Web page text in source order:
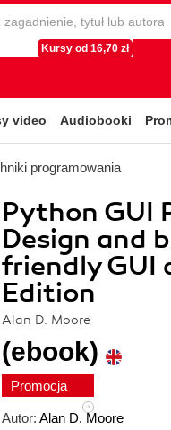
Kursy od 16,70 zł
video Audiobooki
programowania
Python GUI
Design and
friendly GUI
Edition
Alan D. Moore
(ebook)
Promocja
Autor: Alan D. Moore